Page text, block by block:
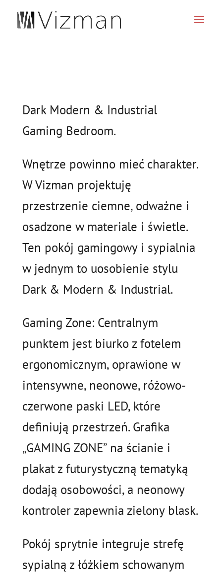
JSON
Dark Modern & Industrial
Gaming Bedroom.
Wnętrze powinno mieć charakter.
W Vizman projektuję
przestrzenie ciemne, odważne i
osadzone w materiale i świetle.
Ten pokój gamingowy i sypialnia
w jednym to uosobienie stylu
Dark & Modern & Industrial.
Gaming Zone: Centralnym
punktem jest biurko z fotelem
ergonomicznym, oprawione w
intensywne, neonowe, różowo-
czerwone paski LED, które
definiują przestrzeń. Grafika
„GAMING ZONE” na ścianie i
plakat z futurystyczną tematyką
dodają osobowości, a neonowy
kontroler zapewnia zielony blask.
Pokój sprytnie integruje strefę
sypialną z łóżkiem schowanym